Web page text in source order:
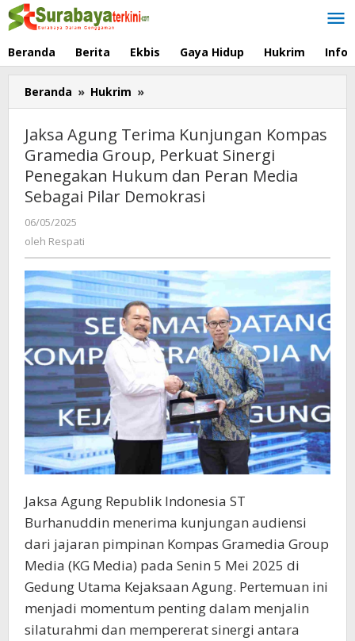
Lewati
ke
Beranda Berita Ekbis Gaya Hidup Hukrim Info
Beranda » Hukrim »
Agung
Kunjungan
Kompas
Gramedia
Group,
Hukum
dan
Peran
Media
Sebagai
Pilar
Demokrasi
Jaksa Agung Terima Kunjungan Kompas
Gramedia Group, Perkuat Sinergi
Penegakan Hukum dan Peran Media
Sebagai Pilar Demokrasi
06/05/2025
oleh Respati
Jaksa Agung Republik Indonesia ST
Burhanuddin menerima kunjungan audiensi
dari jajaran pimpinan Kompas Gramedia Group
Media (KG Media) pada Senin 5 Mei 2025 di
Gedung Utama Kejaksaan Agung. Pertemuan ini
menjadi momentum penting dalam menjalin
silaturahmi dan mempererat sinergi antara